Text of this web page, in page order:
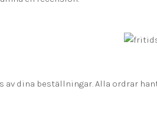
dina beställningar. Alla ordrar